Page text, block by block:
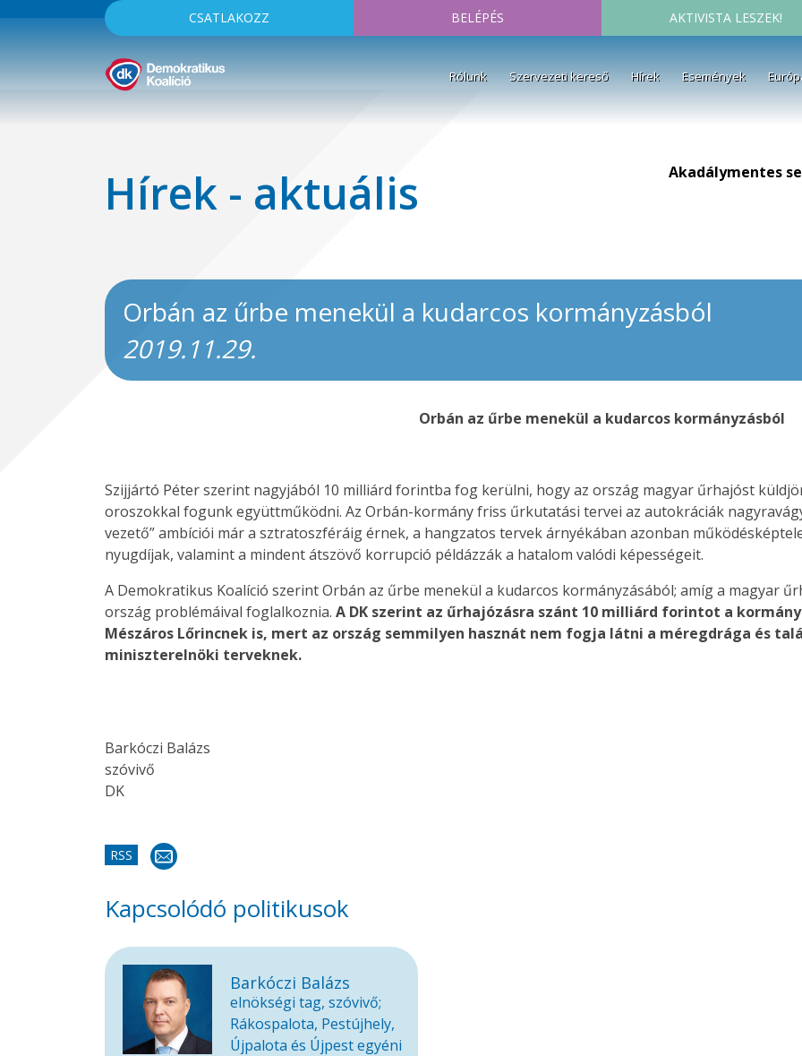
CSATLAKOZZ BELÉPÉS AKTIVISTA LESZEK!
Rólunk Szervezeti kereső Hírek Események
Hírek - aktuális Akadálymentes
Orbán az űrbe menekül a kudarcos kormányzásból
2019.11.29.
Orbán az űrbe menekül a kudarcos kormányzásból
Szijjártó Péter szerint nagyjából 10 milliárd forintba fog kerülni, hogy az ország magyar űrhajóst
oroszokkal fogunk együttműködni. Az Orbán-kormány friss űrkutatási tervei az autokráciák
vezető” ambíciói már a sztratoszféráig érnek, a hangzatos tervek árnyékában azonban
nyugdíjak, valamint a mindent átszövő korrupció példázzák a hatalom valódi képességeit.
A Demokratikus Koalíció szerint Orbán az űrbe menekül a kudarcos kormányzásából; amíg a magyar
ország problémáival foglalkoznia. A DK szerint az űrhajózásra szánt 10 milliárd forintot a
Mészáros Lőrincnek is, mert az ország semmilyen hasznát nem fogja látni a méregdrága és
miniszterelnöki terveknek.
Barkóczi Balázs
szóvivő
DK
RSS
Kapcsolódó politikusok
Barkóczi Balázs
elnökségi tag, szóvivő;
Rákospalota, Pestújhely,
Újpalota és Újpest egyéni